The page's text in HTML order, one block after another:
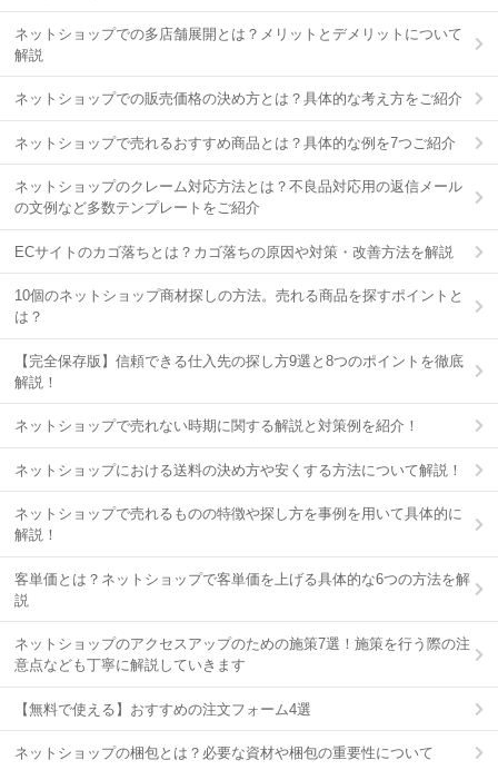
ネットショップでの多店舗展開とは？メリットとデメリットについて
解説
ネットショップでの販売価格の決め方とは？具体的な考え方をご紹介
ネットショップで売れるおすすめ商品とは？具体的な例を7つご紹介
ネットショップのクレーム対応方法とは？不良品対応用の返信メール
の文例など多数テンプレートをご紹介
ECサイトのカゴ落ちとは？カゴ落ちの原因や対策・改善方法を解説
10個のネットショップ商材探しの方法。売れる商品を探すポイントと
は？
【完全保存版】信頼できる仕入先の探し方9選と8つのポイントを徹底
解説！
ネットショップで売れない時期に関する解説と対策例を紹介！
ネットショップにおける送料の決め方や安くする方法について解説！
ネットショップで売れるものの特徴や探し方を事例を用いて具体的に
解説！
客単価とは？ネットショップで客単価を上げる具体的な6つの方法を解
説
ネットショップのアクセスアップのための施策7選！施策を行う際の注
意点なども丁寧に解説していきます
【無料で使える】おすすめの注文フォーム4選
ネットショップの梱包とは？必要な資材や梱包の重要性について